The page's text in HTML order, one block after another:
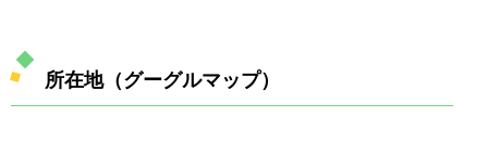
所在地（グーグルマップ）